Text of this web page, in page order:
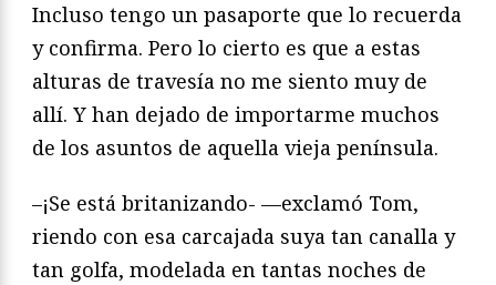
Incluso tengo un pasaporte que lo recuerda
y confirma. Pero lo cierto es que a estas
alturas de travesía no me siento muy de
allí. Y han dejado de importarme muchos
de los asuntos de aquella vieja península.
–¡Se está britanizando- —exclamó Tom,
riendo con esa carcajada suya tan canalla y
tan golfa, modelada en tantas noches de